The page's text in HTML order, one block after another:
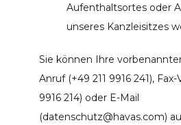
Aufenthaltsortes oder
unseres Kanzleisitzes
Sie können Ihre
Anruf (+49 211 9916 241), Fax-
9916 214) oder E-Mail
(datenschutz@havas.com)